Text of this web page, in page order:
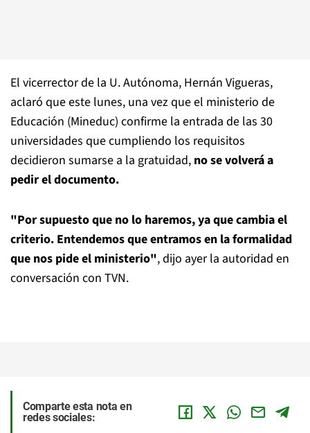
El vicerrector de la U. Autónoma, Hernán Vigueras,
aclaró que este lunes, una vez que el ministerio de
Educación (Mineduc) confirme la entrada de las 30
universidades que cumpliendo los requisitos
decidieron sumarse a la gratuidad, no se volverá a
pedir el documento.
"Por supuesto que no lo haremos, ya que cambia el
criterio. Entendemos que entramos en la formalidad
que nos pide el ministerio", dijo ayer la autoridad en
conversación con TVN.
Comparte esta nota en
redes sociales: